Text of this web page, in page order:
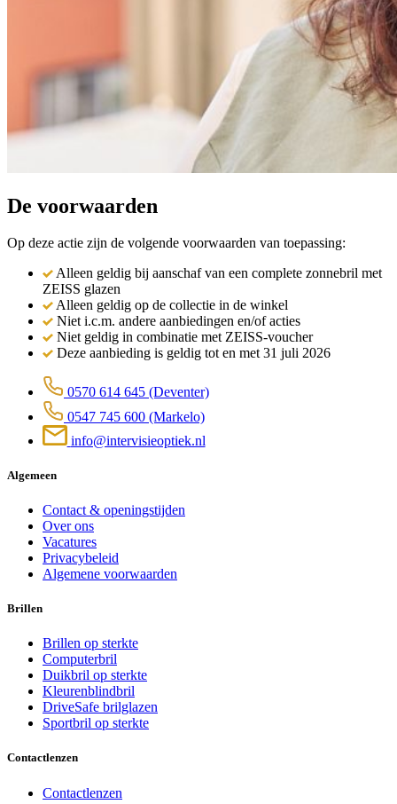
De voorwaarden
Op deze actie zijn de volgende voorwaarden van toepassing:
Alleen geldig bij aanschaf van een complete zonnebril met
ZEISS glazen
Alleen geldig op de collectie in de winkel
Niet i.c.m. andere aanbiedingen en/of acties
Niet geldig in combinatie met ZEISS-voucher
Deze aanbieding is geldig tot en met 31 juli 2026
0570 614 645 (Deventer)
0547 745 600 (Markelo)
info@intervisieoptiek.nl
Algemeen
Contact & openingstijden
Over ons
Vacatures
Privacybeleid
Algemene voorwaarden
Brillen
Brillen op sterkte
Computerbril
Duikbril op sterkte
Kleurenblindbril
DriveSafe brilglazen
Sportbril op sterkte
Contactlenzen
Contactlenzen